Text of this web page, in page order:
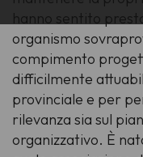
hanno sentito
organismo
compimento
difficilmente
provinciale e per
rilevanza sia sul
organizzativo. È